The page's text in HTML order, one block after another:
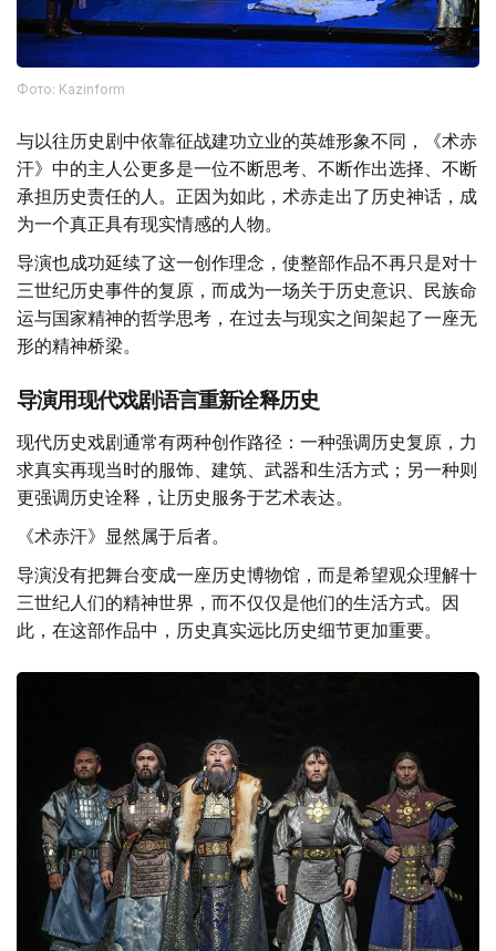
Фото: Kazinform
与以往历史剧中依靠征战建功立业的英雄形象不同，《术赤
汗》中的主人公更多是一位不断思考、不断作出选择、不断
承担历史责任的人。正因为如此，术赤走出了历史神话，成
为一个真正具有现实情感的人物。
导演也成功延续了这一创作理念，使整部作品不再只是对十
三世纪历史事件的复原，而成为一场关于历史意识、民族命
运与国家精神的哲学思考，在过去与现实之间架起了一座无
形的精神桥梁。
导演用现代戏剧语言重新诠释历史
现代历史戏剧通常有两种创作路径：一种强调历史复原，力
求真实再现当时的服饰、建筑、武器和生活方式；另一种则
更强调历史诠释，让历史服务于艺术表达。
《术赤汗》显然属于后者。
导演没有把舞台变成一座历史博物馆，而是希望观众理解十
三世纪人们的精神世界，而不仅仅是他们的生活方式。因
此，在这部作品中，历史真实远比历史细节更加重要。